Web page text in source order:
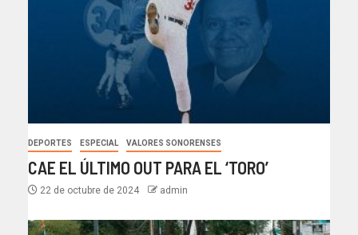
DEPORTES ESPECIAL VALORES SONORENSES
CAE EL ÚLTIMO OUT PARA EL ‘TORO’
22 de octubre de 2024 admin